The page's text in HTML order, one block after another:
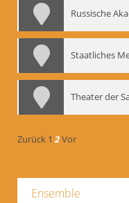
Staatliches
Theater der
Zurück 1 2Vor
Ensemble